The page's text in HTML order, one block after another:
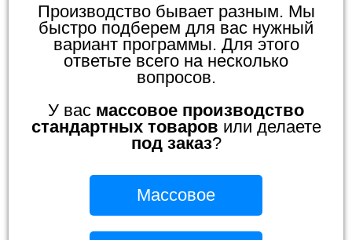
Производство бывает разным. Мы
быстро подберем для вас нужный
вариант программы. Для этого
ответьте всего на несколько
вопросов.
У вас массовое производство
стандартных товаров или делаете
под заказ?
Массовое